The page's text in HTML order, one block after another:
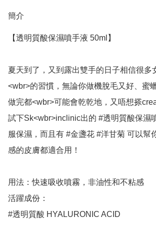
簡介
【透明質酸保濕噴手液 50ml】
夏天到了，又到露出雙手的日子相信很多
<wbr>的習慣，無論你做機脫毛又好、蜜
做完都<wbr>可能會乾乾地，又唔想搽
試下Sk<wbr>inclinic出的 #透明質酸保濕
服保濕，而且有 #金盞花 #洋甘菊 可以幫
感的皮膚都適合用！
用法：快速吸收噴霧，非油性和不粘感
活躍成份：
#透明質酸 HYALURONIC ACID